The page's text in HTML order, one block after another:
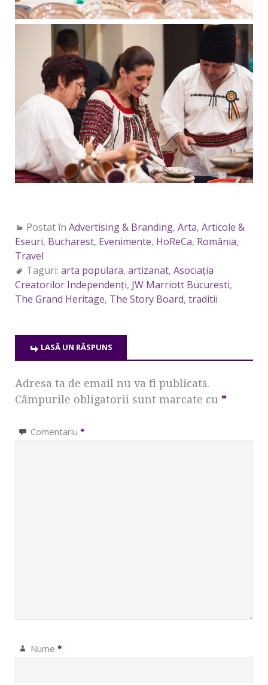
Postat în Advertising & Branding, Arta, Articole &
Eseuri, Bucharest, Evenimente, HoReCa, România,
Travel
Taguri: arta populara, artizanat, Asociația
Creatorilor Independenți, JW Marriott Bucuresti,
The Grand Heritage, The Story Board, traditii
LASĂ UN RĂSPUNS
Adresa ta de email nu va fi publicată.
Câmpurile obligatorii sunt marcate cu *
Comentariu *
Nume *